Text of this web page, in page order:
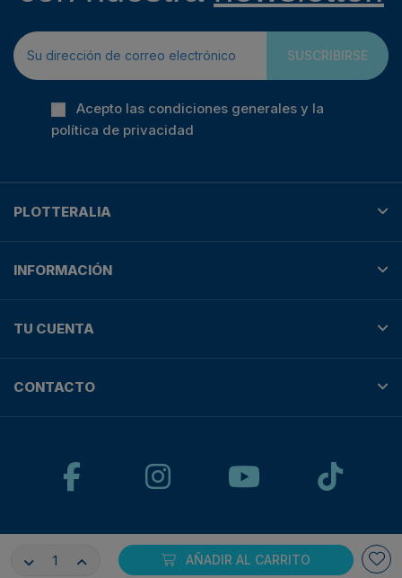
AÑADIR AL CARRITO
SUSCRIBIRSE
Acepto las condiciones generales y la
política de privacidad
PLOTTERALIA
INFORMACIÓN
TU CUENTA
CONTACTO
© Plotteralia